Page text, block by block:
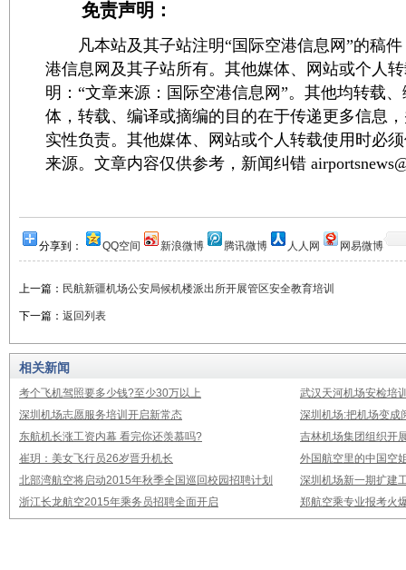
免责声明：
凡本站及其子站注明“国际空港信息网”的稿件
港信息网及其子站所有。其他媒体、网站或个人
明：“文章来源：国际空港信息网”。其他均转载
体，转载、编译或摘编的目的在于传递更多信息
实性负责。其他媒体、网站或个人转载使用时必
来源。文章内容仅供参考，新闻纠错
分享到： QQ空间 新浪微博 腾讯微博 人人网 网易微博
上一篇： 民航新疆机场公安局候机楼派出所开展管区安全教育培训
下一篇： 返回列表
相关新闻
考个飞机驾照要多少钱?至少30万以上
武汉天河机场安检培
深圳机场志愿服务培训开启新常态
深圳机场:把机场变成
东航机长涨工资内幕 看完你还羡慕吗?
吉林机场集团组织开
崔玥：美女飞行员26岁晋升机长
外国航空里的中国空
北部湾航空将启动2015年秋季全国巡回校园招聘计划
深圳机场新一期扩建
浙江长龙航空2015年乘务员招聘全面开启
郑航空乘专业报考火